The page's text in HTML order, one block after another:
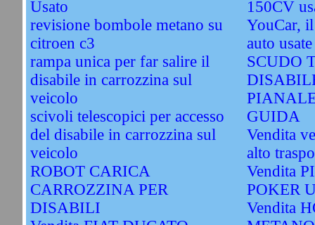
Usato
revisione bombole metano su
citroen c3
rampa unica per far salire il
disabile in carrozzina sul
veicolo
scivoli telescopici per accesso
del disabile in carrozzina sul
veicolo
ROBOT CARICA
CARROZZINA PER
DISABILI
150CV
YouCar,
auto usate
SCUDO
GUIDA
Vendita
alto
Vendita
POKER
Vendita